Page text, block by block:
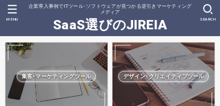
企業導入事例でITツール･ソフトウェアが見つかる逆引きマーケティング
メディア
SaaS選びのJIREIA SEARCH
MENU
集客･マーケティングツール デザイン･クリエイティブツール